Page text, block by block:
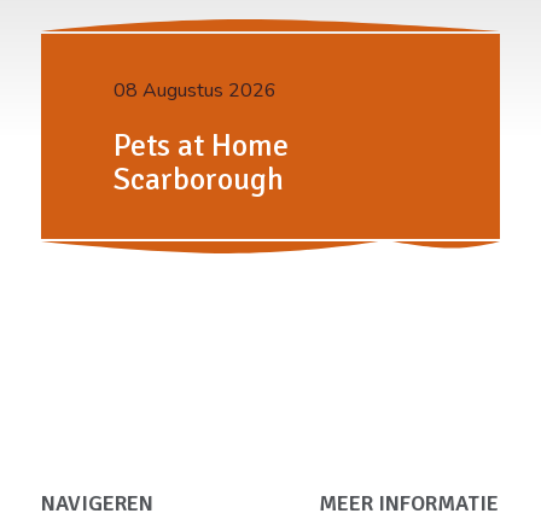
08 Augustus 2026
Pets at Home
Scarborough
NAVIGEREN MEER INFORMATIE